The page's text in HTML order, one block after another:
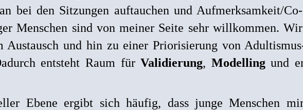
bei den Sitzungen auftauchen und Aufmerksamkeit/
Menschen sind von meiner Seite sehr willkommen.
Austausch und hin zu einer Priorisierung von
entsteht Raum fürValidierung, Modellingund
Ebene ergibt sich häufig, dass junge Menschen